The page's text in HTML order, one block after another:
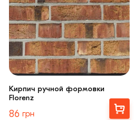
Кирпич ручной формовки
Florenz
86 грн
Выбрать